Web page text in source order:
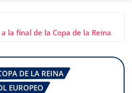
a la final de la Copa de la Reina
DE LA REINA
EUROPEO